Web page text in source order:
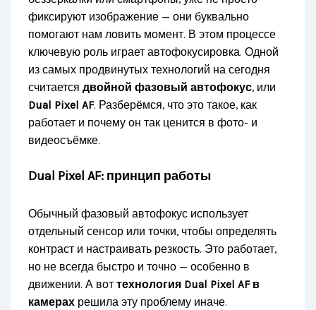
фиксируют изображение — они буквально
помогают нам ловить момент. В этом процессе
ключевую роль играет автофокусировка. Одной
из самых продвинутых технологий на сегодня
считаетсядвойной фазовый автофокус, или
Dual Pixel AF. Разберёмся, что это такое, как
работает и почему он так ценится в фото- и
видеосъёмке.
Dual Pixel AF: принцип работы
Обычный фазовый автофокус использует
отдельный сенсор или точки, чтобы определять
контраст и настраивать резкость. Это работает,
но не всегда быстро и точно — особенно в
движении. А воттехнология Dual Pixel AF в
камерах решила эту проблему иначе.